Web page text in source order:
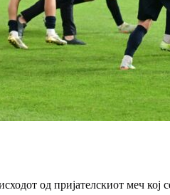
од пријателскиот меч кој